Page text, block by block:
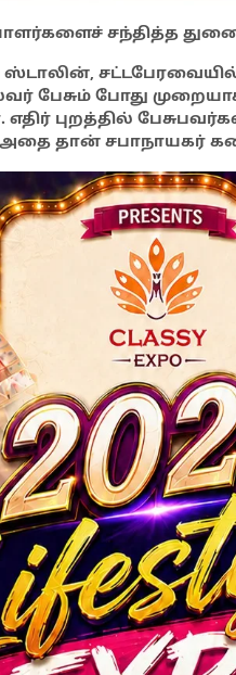
சந்தித்த
சட்டபேரவையில்
பேசும் போது
புறத்தில்
தான் சபாநாயகர்